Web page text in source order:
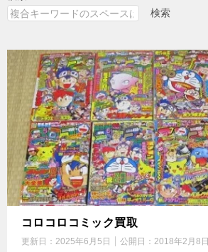
検索
コロコロコミック買取
更新日： 2025年6月5日 公開日： 2018年2月8日